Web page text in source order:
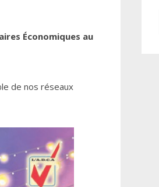
Économiques au
de nos réseaux